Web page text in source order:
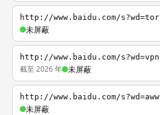
http://www.baidu.com/s?wd=tor
未屏蔽
http://www.baidu.com/s?wd=vpn
截至 2026 年 未屏蔽
http://www.baidu.com/s?wd=aww
未屏蔽